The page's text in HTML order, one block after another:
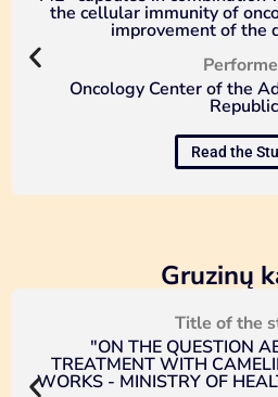
the cellular immunity of
improvement of the
Oncology Center of the
Republic
Read the
Gruzinų
Title of the
"ON THE QUESTION
TREATMENT WITH
WORKS - MINISTRY OF